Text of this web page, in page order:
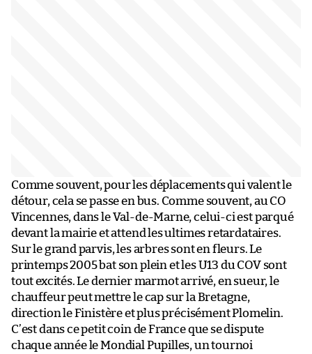
Comme souvent, pour les déplacements qui valent le
détour, cela se passe en bus. Comme souvent, au CO
Vincennes, dans le Val-de-Marne, celui-ci est parqué
devant la mairie et attend les ultimes retardataires.
Sur le grand parvis, les arbres sont en fleurs. Le
printemps 2005 bat son plein et les U13 du COV sont
tout excités. Le dernier marmot arrivé, en sueur, le
chauffeur peut mettre le cap sur la Bretagne,
direction le Finistère et plus précisément Plomelin.
C’est dans ce petit coin de France que se dispute
chaque année le Mondial Pupilles, un tournoi